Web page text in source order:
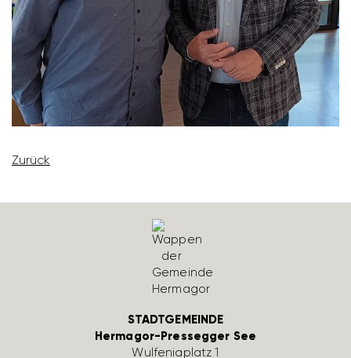
Zurück
STADTGEMEINDE
Hermagor-Pressegger See
Wulfe­nia­platz 1